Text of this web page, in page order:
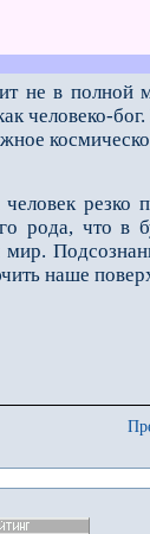
в полной
человеко­-
резко
рода, что в
наше